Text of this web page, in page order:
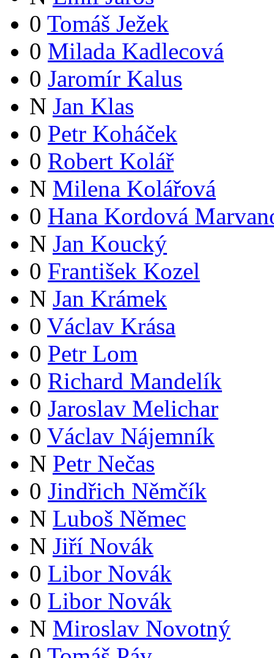
0 Tomáš Ježek
0 Milada Kadlecová
0 Jaromír Kalus
N Jan Klas
0 Petr Koháček
0 Robert Kolář
N Milena Kolářová
0 Hana Kordová
N Jan Koucký
0 František Kozel
N Jan Krámek
0 Václav Krása
0 Petr Lom
0 Richard Mandelík
0 Jaroslav Melichar
0 Václav Nájemník
N Petr Nečas
0 Jindřich Němčík
N Luboš Němec
N Jiří Novák
0 Libor Novák
0 Libor Novák
N Miroslav Novotný